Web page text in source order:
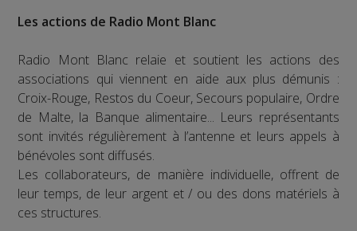
Les actions de Radio Mont Blanc
Radio Mont Blanc relaie et soutient les actions des
associations qui viennent en aide aux plus démunis :
Croix-Rouge, Restos du Coeur, Secours populaire, Ordre
de Malte, la Banque alimentaire... Leurs représentants
sont invités régulièrement à l’antenne et leurs appels à
bénévoles sont diffusés.
Les collaborateurs, de manière individuelle, offrent de
leur temps, de leur argent et / ou des dons matériels à
ces structures.